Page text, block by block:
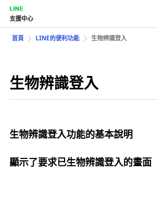
LINE
支援中心
首頁 LINE的便利功能 生物辨識登入
生物辨識登入
生物辨識登入功能的基本說明
顯示了要求已生物辨識登入的畫面